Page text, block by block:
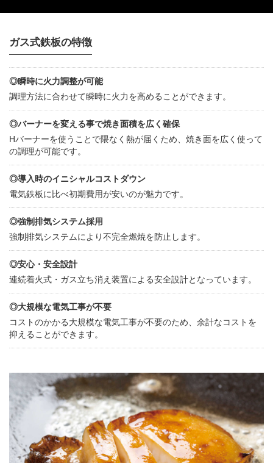
ガス式鉄板の特徴
◎瞬時に火力調整が可能
調理方法に合わせて瞬時に火力を高めることができます。
◎バーナーを変える事で焼き面積を広く確保
Hバーナーを使うことで隈なく熱が届くため、焼き面を広く使って
の調理が可能です。
◎導入時のイニシャルコストダウン
電気鉄板に比べ初期費用が安いのが魅力です。
◎強制排気システム採用
強制排気システムにより不完全燃焼を防止します。
◎安心・安全設計
連続着火式・ガス立ち消え装置による安全設計となっています。
◎大規模な電気工事が不要
コストのかかる大規模な電気工事が不要のため、余計なコストを
抑えることができます。